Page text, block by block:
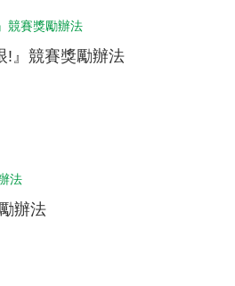
!』競賽獎勵辦法
辦法